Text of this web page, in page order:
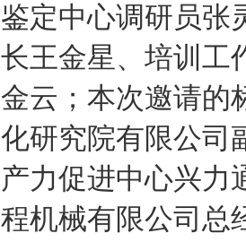
定中心调研员张
王金星、培训工
云；本次邀请的
研究院有限公司
力促进中心兴力
机械有限公司总